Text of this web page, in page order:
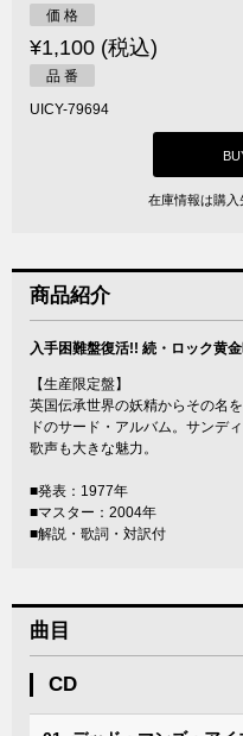
価 格
¥1,100 (税込)
品 番
UICY-79694
在庫情報は購入
商品紹介
入手困難盤復活!! 続・ロック黄
【生産限定盤】
英国伝承世界の妖精からその名
ドのサード・アルバム。サンデ
歌声も大きな魅力。
■発表：1977年
■マスター：2004年
■解説・歌詞・対訳付
曲目
CD